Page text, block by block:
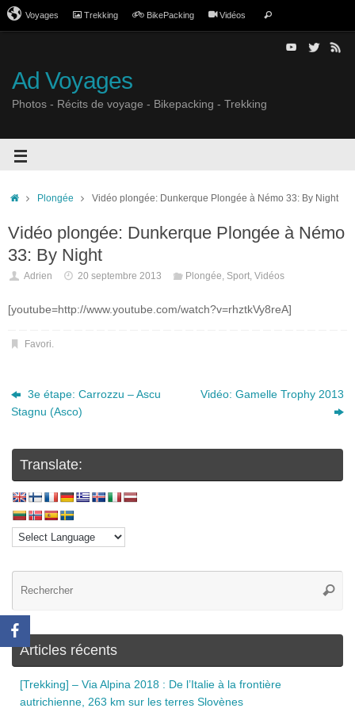
Voyages Trekking BikePacking Vidéos
Ad Voyages
Photos - Récits de voyage - Bikepacking - Trekking
Plongée Vidéo plongée: Dunkerque Plongée à Némo 33: By Night
Vidéo plongée: Dunkerque Plongée à Némo
33: By Night
Adrien 20 septembre 2013 Plongée, Sport, Vidéos
[youtube=http://www.youtube.com/watch?v=rhztkVy8reA]
Favori
3e étape: Carrozzu – Ascu
Stagnu (Asco)
Vidéo: Gamelle Trophy 2013
Translate:
Articles récents
[Trekking] – Via Alpina 2018 : De l’Italie à la frontière
autrichienne, 263 km sur les terres Slovènes